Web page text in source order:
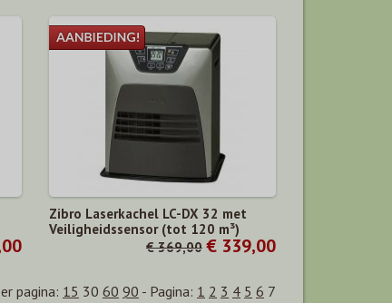
Zibro Laserkachel LC-DX 32 met
Veiligheidssensor (tot 120 m³)
€ 369,00 € 339,00
pagina: 15 30 60 90 - Pagina: 1 2 3 4 5 6 7